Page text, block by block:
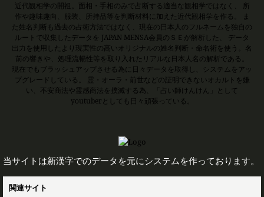
近代観相学の開祖。面相・手相のみで占断する適当な観相学ではなく、 所
作や趣味趣向、服装、所持品等を判断材料に加えた近代観相学を作る。 ま
た姓名判断も過去の占術方法ではなく、現在の日本人のフルネームを独自の
ルートで収集したデータを JAPAN MENSA会員のＳＥが解析した、 データ
出力を使用したより現実性の高いオリジナルの姓名判断・命名術を使う。名
前の響きや、処理流暢性等を取り入れたリアルな日本人名の解析である。
現在でもブラッシュアップさせる為に日々データを取得し、システムをアッ
プグレードしている。 霊・オーラ・前世などの証明できないオカルトを嫌
い、不安商法や霊感商法を撲滅する為、「占い師けんけん」として
youtuberとしても日々頑張っている。
当サイトは新漢字でのデータを元にシステムを作っております。
関連サイト